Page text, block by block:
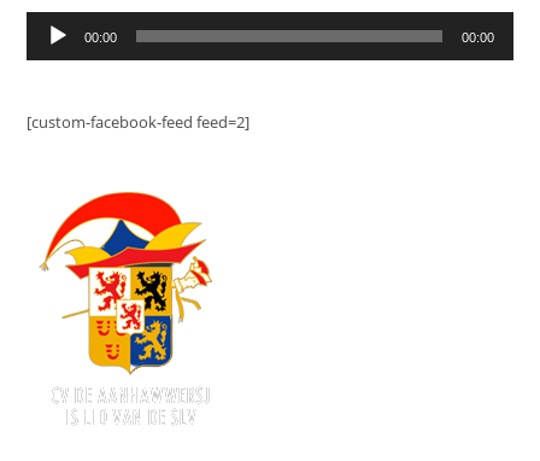
Audiospeler
00:00 00:00
[custom-facebook-feed feed=2]